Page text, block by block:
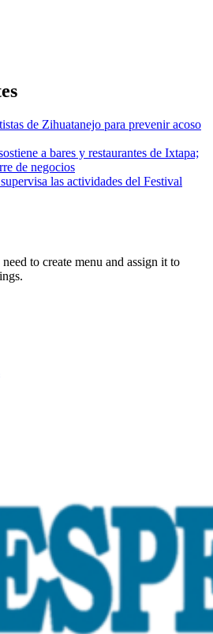
de Zihuatanejo para prevenir acoso
a bares y restaurantes de Ixtapa;
de negocios
las actividades del Festival
to create menu and assign it to